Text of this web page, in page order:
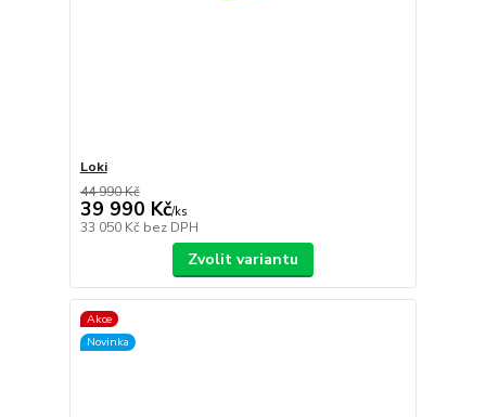
Loki
44 990 Kč
39 990 Kč/ks
33 050 Kč bez DPH
Zvolit variantu
Akce
Novinka